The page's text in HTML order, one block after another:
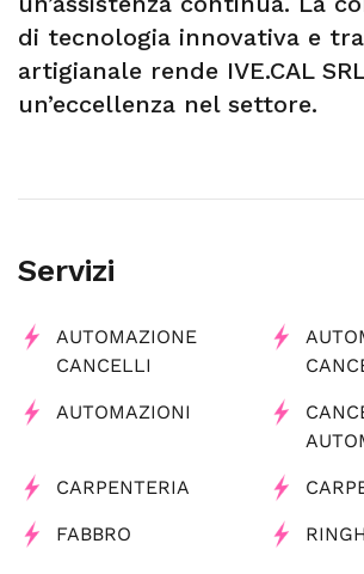
di tecnologia innovativa e
artigianale rende IVE.CAL SRL
un’eccellenza nel settore.
Servizi
AUTOMAZIONE
CANCELLI
AUTOMAZIONI
CARPENTERIA
FABBRO